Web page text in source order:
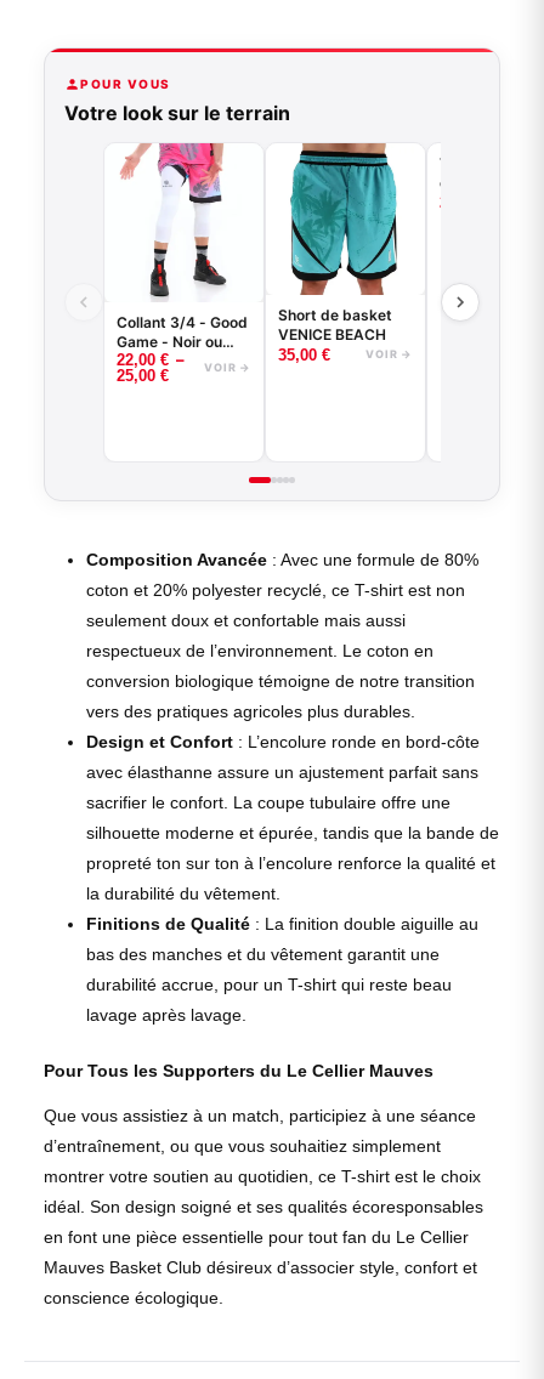
POUR VOUS
Votre look sur le terrain
Collant 3/4 - Good
Game - Noir ou
Blanc -
BASKETBALL
22,00 € –
25,00 € VOIR →
Short de basket
VENICE BEACH
35,00 € VOIR →
T-shirt de
compression
basketball -
29,00
Composition Avancée : Avec une formule de 80%
coton et 20% polyester recyclé, ce T-shirt est non
seulement doux et confortable mais aussi
respectueux de l’environnement. Le coton en
conversion biologique témoigne de notre transition
vers des pratiques agricoles plus durables.
Design et Confort : L’encolure ronde en bord-côte
avec élasthanne assure un ajustement parfait sans
sacrifier le confort. La coupe tubulaire offre une
silhouette moderne et épurée, tandis que la bande de
propreté ton sur ton à l’encolure renforce la qualité et
la durabilité du vêtement.
Finitions de Qualité : La finition double aiguille au
bas des manches et du vêtement garantit une
durabilité accrue, pour un T-shirt qui reste beau
lavage après lavage.
Pour Tous les Supporters du Le Cellier Mauves
Que vous assistiez à un match, participiez à une séance
d’entraînement, ou que vous souhaitiez simplement
montrer votre soutien au quotidien, ce T-shirt est le choix
idéal. Son design soigné et ses qualités écoresponsables
en font une pièce essentielle pour tout fan du Le Cellier
Mauves Basket Club désireux d’associer style, confort et
conscience écologique.